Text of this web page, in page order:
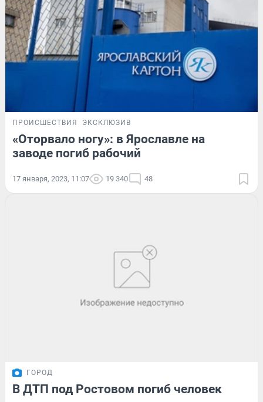
ПРОИСШЕСТВИЯ ЭКСКЛЮЗИВ
«Оторвало ногу»: в Ярославле на
заводе погиб рабочий
17 января, 2023, 11:07 19 340 48
ГОРОД
В ДТП под Ростовом погиб человек